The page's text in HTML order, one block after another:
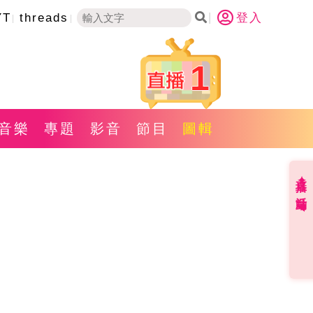
threads 登入
1
樂 專題 影音 節目 圖輯
直播✦活動